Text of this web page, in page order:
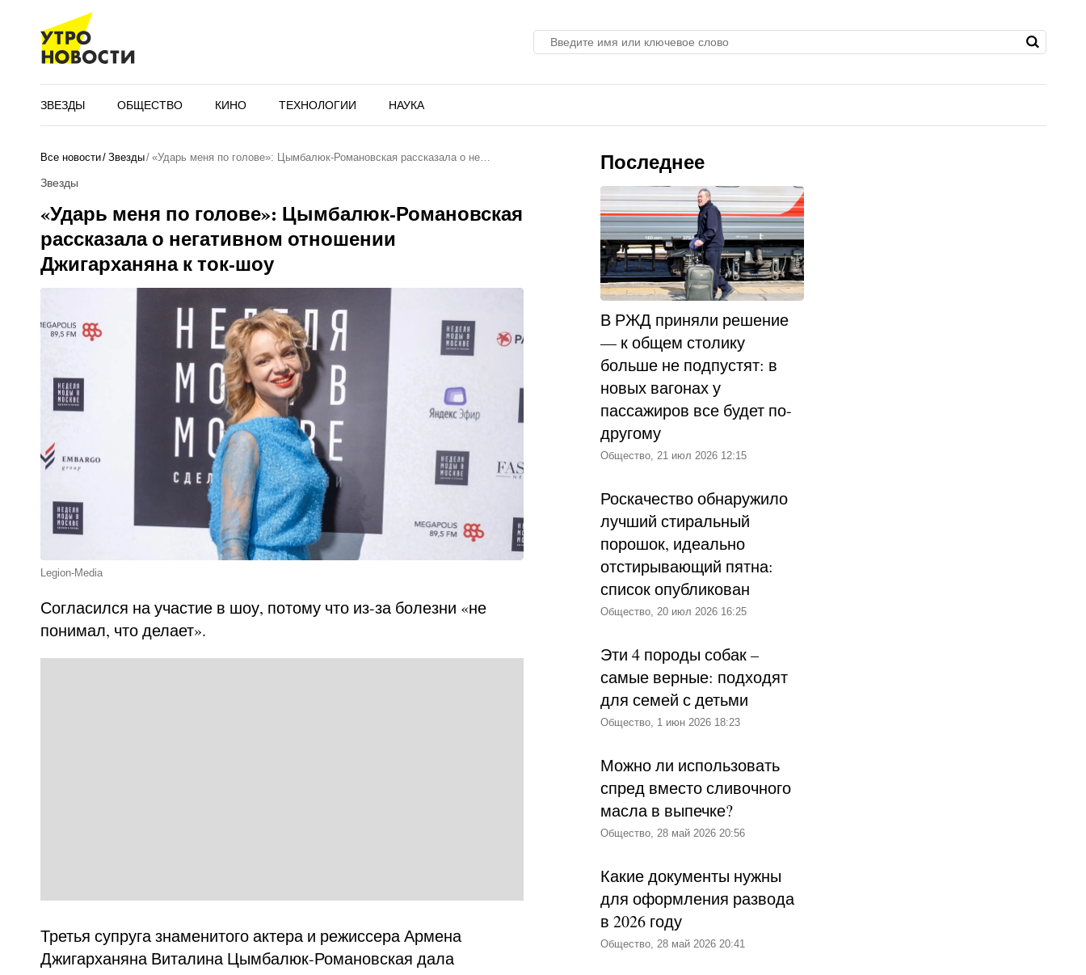
ЗВЕЗДЫ ОБЩЕСТВО КИНО ТЕХНОЛОГИИ НАУКА
Все новости Звезды «Ударь меня по голове»: Цымбалюк-Романовская рассказала о не…
Звезды
«Ударь меня по голове»: Цымбалюк-Романовская
рассказала о негативном отношении
Джигарханяна к ток-шоу
Legion-Media
Согласился на участие в шоу, потому что из-за болезни «не
понимал, что делает».
Третья супруга знаменитого актера и режиссера Армена
Джигарханяна Виталина Цымбалюк-Романовская дала
Последнее
В РЖД приняли решение
— к общем столику
больше не подпустят: в
новых вагонах у
пассажиров все будет по-
другому
Общество, 21 июл 2026 12:15
Роскачество обнаружило
лучший стиральный
порошок, идеально
отстирывающий пятна:
список опубликован
Общество, 20 июл 2026 16:25
Эти 4 породы собак –
самые верные: подходят
для семей с детьми
Общество, 1 июн 2026 18:23
Можно ли использовать
спред вместо сливочного
масла в выпечке?
Общество, 28 май 2026 20:56
Какие документы нужны
для оформления развода
в 2026 году
Общество, 28 май 2026 20:41